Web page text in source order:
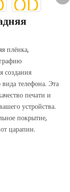
плёнка,
создания
телефона. Эта
печати и
устройства.
покрытие,
царапин.